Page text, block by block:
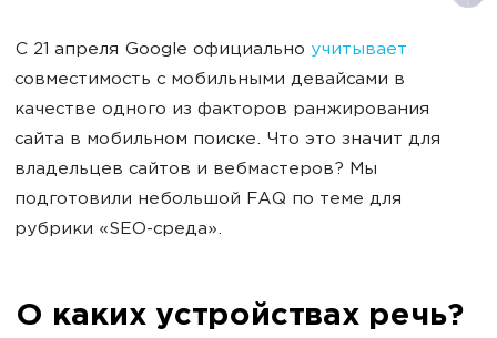
С 21 апреля Google официально учитывает
совместимость с мобильными девайсами в
качестве одного из факторов ранжирования
сайта в мобильном поиске. Что это значит для
владельцев сайтов и вебмастеров? Мы
подготовили небольшой FAQ по теме для
рубрики «SEO-среда».
О каких устройствах речь?